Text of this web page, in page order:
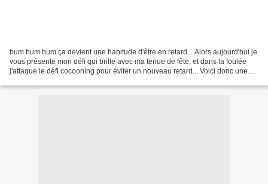
hum hum hum ça devient une habitude d'être en retard... Alors aujourd'hui je
vous présente mon défi qui brille avec ma tenue de fête, et dans la foulée
j'attaque le défi cocooning pour éviter un nouveau retard... Voici donc une